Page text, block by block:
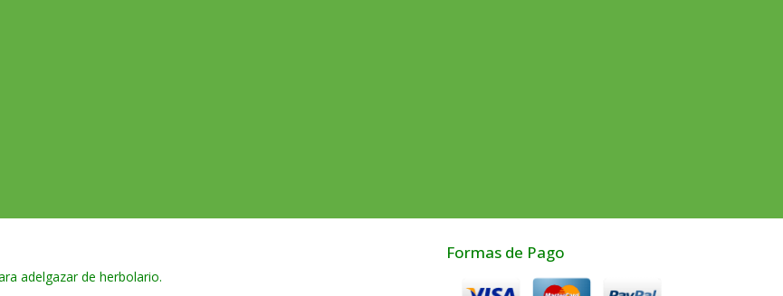
adelgazar de herbolario.
Formas de Pago